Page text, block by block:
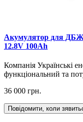
Акумулятор для ДБЖ
12.8V 100Ah
Компанія Українські
функціональний та
36 000 грн.
Повідомити, коли